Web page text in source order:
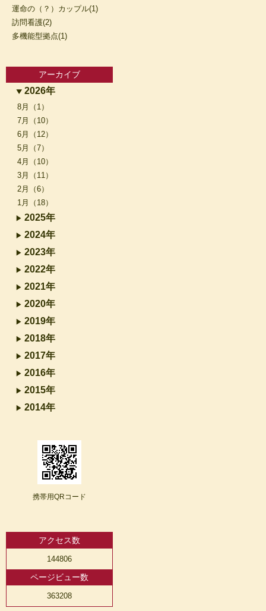
運命の（？）カップル(1)
訪問看護(2)
多機能型拠点(1)
アーカイブ
2026年
8月（1）
7月（10）
6月（12）
5月（7）
4月（10）
3月（11）
2月（6）
1月（18）
2025年
2024年
2023年
2022年
2021年
2020年
2019年
2018年
2017年
2016年
2015年
2014年
携帯用QRコード
アクセス数
144806
ページビュー数
363208